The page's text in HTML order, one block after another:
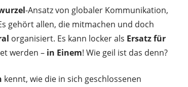
-Ansatz von globaler Kommunikation,
gehört allen, die mitmachen und doch
organisiert. Es kann locker als Ersatz für
werden – in Einem! Wie geil ist das denn?
kennt, wie die in sich geschlossenen